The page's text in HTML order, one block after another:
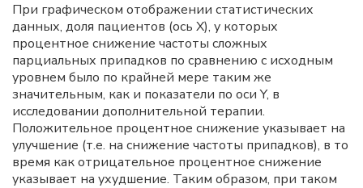
При графическом отображении статистических
данных, доля пациентов (ось X), у которых
процентное снижение частоты сложных
парциальных припадков по сравнению с исходным
уровнем было по крайней мере таким же
значительным, как и показатели по оси Y, в
исследовании дополнительной терапии.
Положительное процентное снижение указывает на
улучшение (т.е. на снижение частоты припадков), в то
время как отрицательное процентное снижение
указывает на ухудшение. Таким образом, при таком